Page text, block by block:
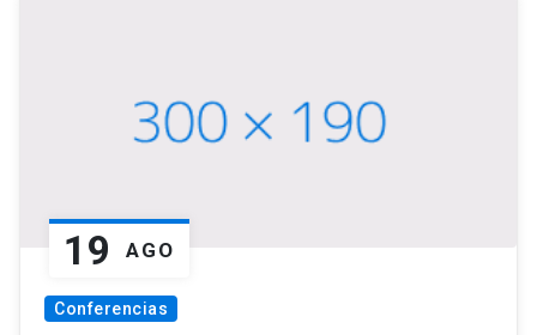
19 AGO
Conferencias